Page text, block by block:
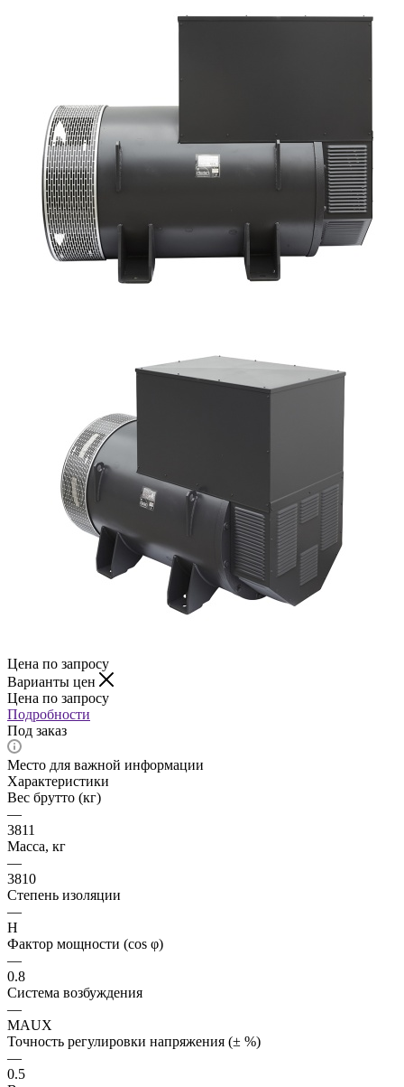
Цена по запросу
Варианты цен
Цена по запросу
Подробности
Под заказ
Место для важной информации
Характеристики
Вес брутто (кг)
—
3811
Масса, кг
—
3810
Степень изоляции
—
H
Фактор мощности (cos φ)
—
0.8
Система возбуждения
—
MAUX
Точность регулировки напряжения (± %)
—
0.5